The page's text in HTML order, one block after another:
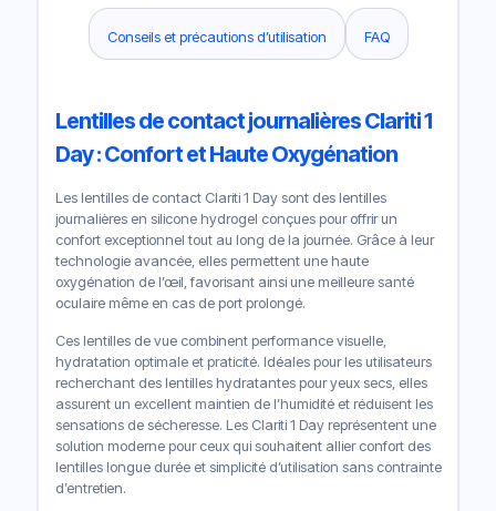
Conseils et précautions d’utilisation FAQ
Lentilles de contact journalières Clariti 1
Day : Confort et Haute Oxygénation
Les lentilles de contact Clariti 1 Day sont des lentilles
journalières en silicone hydrogel conçues pour offrir un
confort exceptionnel tout au long de la journée. Grâce à leur
technologie avancée, elles permettent une haute
oxygénation de l’œil, favorisant ainsi une meilleure santé
oculaire même en cas de port prolongé.
Ces lentilles de vue combinent performance visuelle,
hydratation optimale et praticité. Idéales pour les utilisateurs
recherchant des lentilles hydratantes pour yeux secs, elles
assurent un excellent maintien de l’humidité et réduisent les
sensations de sécheresse. Les Clariti 1 Day représentent une
solution moderne pour ceux qui souhaitent allier confort des
lentilles longue durée et simplicité d’utilisation sans contrainte
d’entretien.